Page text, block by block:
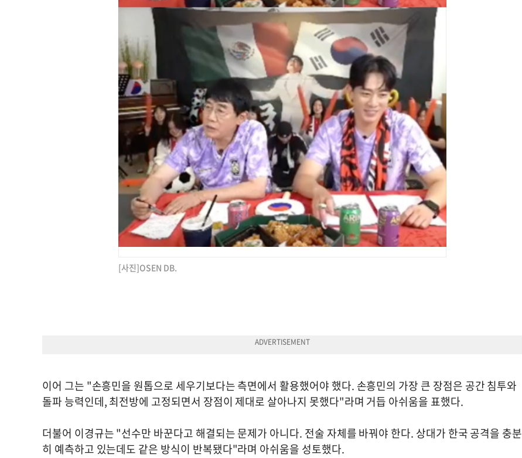
[사진]OSEN DB.
이어 그는 "손흥민을 원톱으로 세우기보다는 측면에서 활용했어야 했다. 손흥민의 가장 큰 장점은 공간 침투와
돌파 능력인데, 최전방에 고정되면서 장점이 제대로 살아나지 못했다"라며 거듭 아쉬움을 표했다.
더불어 이경규는 "선수만 바꾼다고 해결되는 문제가 아니다. 전술 자체를 바꿔야 한다. 상대가 한국 공격을 충분
히 예측하고 있는데도 같은 방식이 반복됐다"라며 아쉬움을 성토했다.